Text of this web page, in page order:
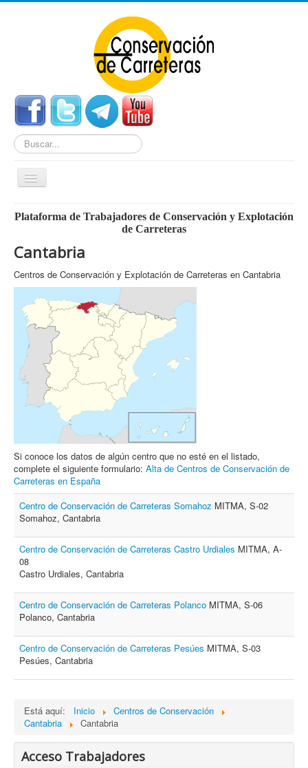
Buscar...
Cambiar
navegación
Home
Centros de Conservación
Empleo
Enlaces Externos
Archivo
Formularios
Contacto
Plataforma de Trabajadores de Conservación y Explotación
de Carreteras
Cantabria
Centros de Conservación y Explotación de Carreteras en Cantabria
Si conoce los datos de algún centro que no esté en el listado,
complete el siguiente formulario: Alta de Centros de Conservación de
Carreteras en España
Centro de Conservación de Carreteras Somahoz MITMA, S-02
Somahoz, Cantabria
Centro de Conservación de Carreteras Castro Urdiales MITMA, A-
08
Castro Urdiales, Cantabria
Centro de Conservación de Carreteras Polanco MITMA, S-06
Polanco, Cantabria
Centro de Conservación de Carreteras Pesúes MITMA, S-03
Pesúes, Cantabria
Está aquí: Inicio
Centros de Conservación
Cantabria
Cantabria
Acceso Trabajadores